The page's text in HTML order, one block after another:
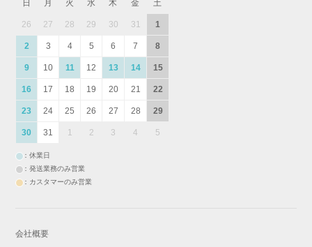
日
月 火 水 木 金 土
26 27 28 29 30 31 1
2 3 4 5 6 7 8
9 10 11 12 13 14 15
16 17 18 19 20 21 22
23 24 25 26 27 28 29
30 31 1 2 3 4 5
：休業日
：発送業務のみ営業
：カスタマーのみ営業
会社概要